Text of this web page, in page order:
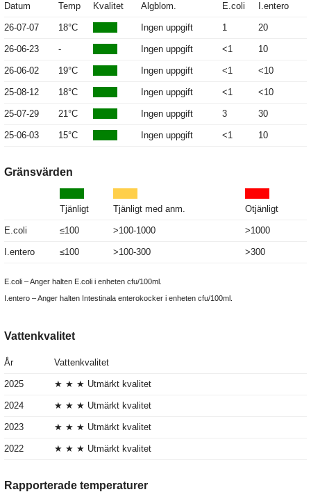
Datum Temp Kvalitet Algblom. E.coli I.entero
26-07-07 18°C Ingen uppgift 1 20
26-06-23 - Ingen uppgift <1 10
26-06-02 19°C Ingen uppgift <1 <10
25-08-12 18°C Ingen uppgift <1 <10
25-07-29 21°C Ingen uppgift 3 30
25-06-03 15°C Ingen uppgift <1 10
Gränsvärden
Tjänligt Tjänligt med anm. Otjänligt
E.coli ≤100 >100-1000 >1000
I.entero ≤100 >100-300 >300
E.coli – Anger halten E.coli i enheten cfu/100ml.
I.entero – Anger halten Intestinala enterokocker i enheten cfu/100ml.
Vattenkvalitet
År Vattenkvalitet
2025 ★ ★ ★ Utmärkt kvalitet
2024 ★ ★ ★ Utmärkt kvalitet
2023 ★ ★ ★ Utmärkt kvalitet
2022 ★ ★ ★ Utmärkt kvalitet
Rapporterade temperaturer